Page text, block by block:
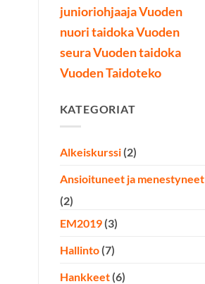
junioriohjaajaVuoden
nuori taidokaVuoden
seuraVuoden taidoka
Vuoden Taidoteko
KATEGORIAT
Alkeiskurssi(2)
Ansioituneet ja menestyneet
(2)
EM2019(3)
Hallinto(7)
Hankkeet(6)